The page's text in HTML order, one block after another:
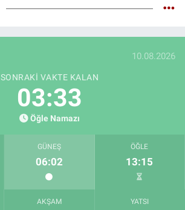
10.08.2026
SONRAKI VAKTE KALAN
03:32
Öğle Namazı
GÜNEŞ
06:02
ÖĞLE
13:15
AKŞAM YATSI